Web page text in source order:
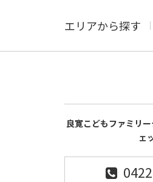
エリアから探す
良寛こどもファミリ
ェ